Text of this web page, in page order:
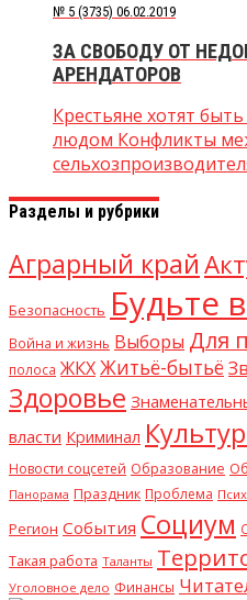
№ 5 (3735) 06.02.2019
ЗА СВОБОДУ ОТ
АРЕНДАТОРОВ
Крестьяне хотят
людом Конфликты
Разделы и рубрики
Аграрный край
Безопасность Будьте
Война и жизнь Выборы Для
полоса ЖКХЖитьё-бытьё
Здоровье
власти Криминал
Новости соцсетей Образование
Панорама Праздник Проблема
Регион События Социум
Такая работа Таланты
Уголовное дело Финансы